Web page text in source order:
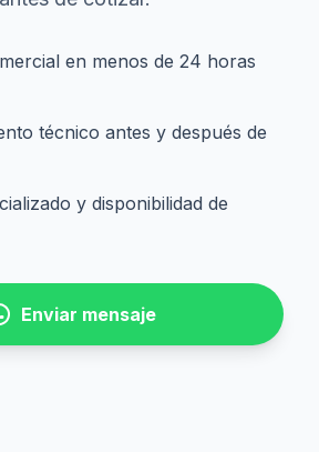
en menos de 24 horas
técnico antes y después de
y disponibilidad de
Enviar mensaje